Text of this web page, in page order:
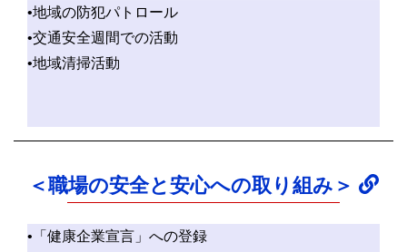
•地域の防犯パトロール
•交通安全週間での活動
•地域清掃活動
＜職場の安全と安心への取り組み＞
•「健康企業宣言」への登録